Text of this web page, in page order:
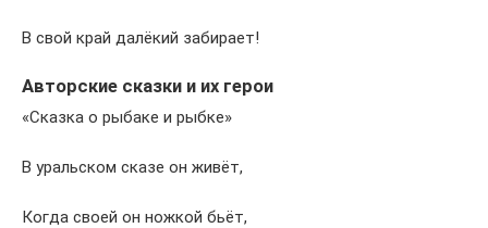
В свой край далёкий забирает!
Авторские сказки и их герои
«Сказка о рыбаке и рыбке»
В уральском сказе он живёт,
Когда своей он ножкой бьёт,